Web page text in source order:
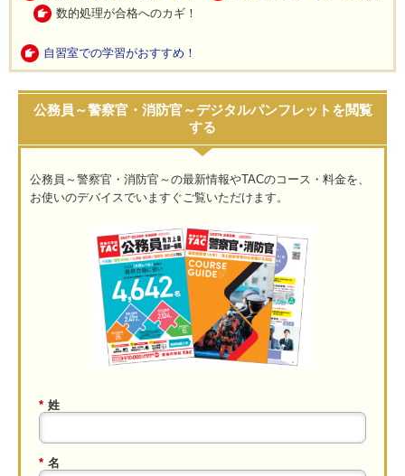
数的処理が合格へのカギ！
自習室での学習がおすすめ！
公務員～警察官・消防官～デジタルパンフレットを閲覧
する
公務員～警察官・消防官～の最新情報やTACのコース・料金を、
お使いのデバイスでいますぐご覧いただけます。
* 姓
* 名